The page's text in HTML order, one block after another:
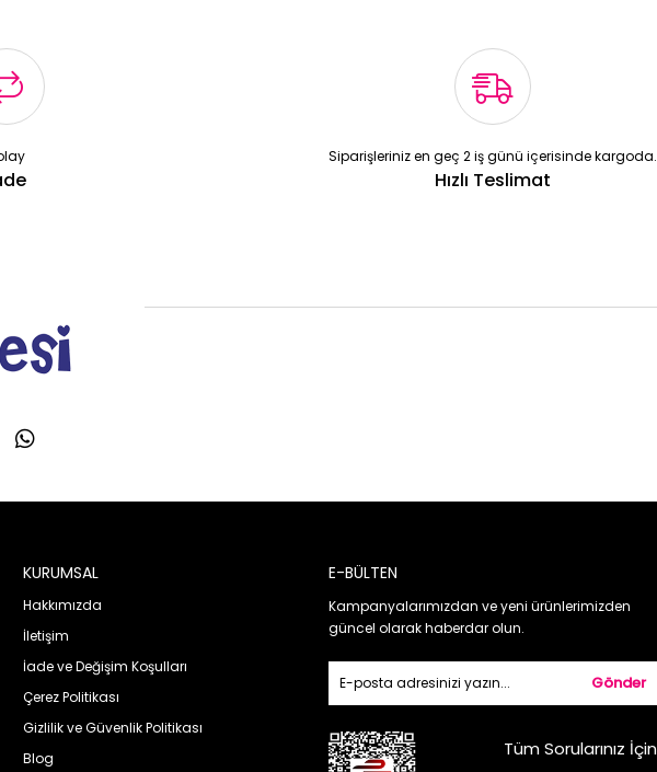
Siparişleriniz en geç 2 iş günü içerisinde kargoda.
Hızlı Teslimat
KURUMSAL
Hakkımızda
İletişim
İade ve Değişim Koşulları
Çerez Politikası
Gizlilik ve Güvenlik Politikası
Blog
E-BÜLTEN
Kampanyalarımızdan ve yeni ürünlerimizden
güncel olarak haberdar olun.
Gönder
Tüm Sorularınız İçin